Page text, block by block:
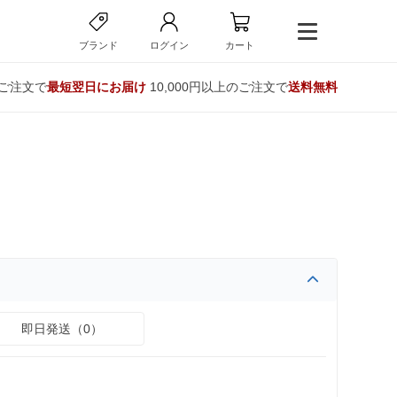
ブランド ログイン カート
注文で最短翌日にお届け10,000円以上のご注文で送料無料
即日発送（0）